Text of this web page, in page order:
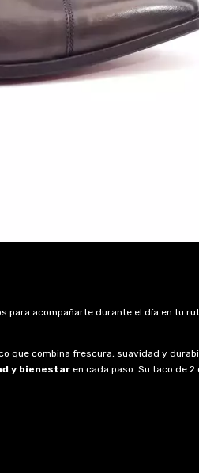
para acompañarte durante el día en tu
que combina frescura, suavidad y
y bienestar en cada paso. Su taco de